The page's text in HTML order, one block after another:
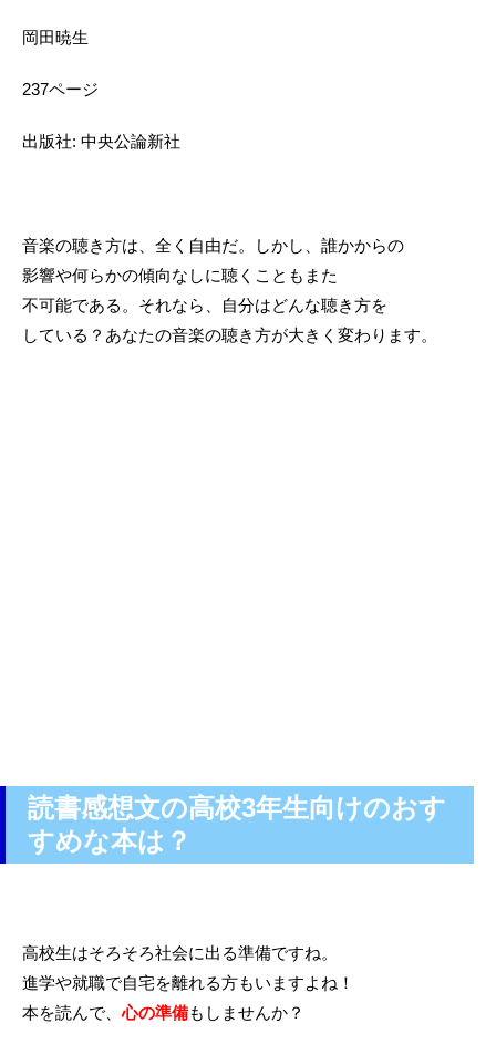
岡田暁生
237ページ
出版社: 中央公論新社
音楽の聴き方は、全く自由だ。しかし、誰かからの
影響や何らかの傾向なしに聴くこともまた
不可能である。それなら、自分はどんな聴き方を
している？あなたの音楽の聴き方が大きく変わります。
読書感想文の高校3年生向けのおす
すめな本は？
高校生はそろそろ社会に出る準備ですね。
進学や就職で自宅を離れる方もいますよね！
本を読んで、心の準備もしませんか？